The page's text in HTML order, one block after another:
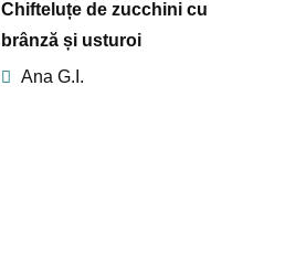
Chifteluțe de zucchini cu
brânză și usturoi
Ana G.I.